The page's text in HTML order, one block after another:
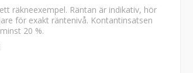
räkneexempel. Räntan är indikativ, hör
för exakt räntenivå. Kontantinsatsen
20 %.